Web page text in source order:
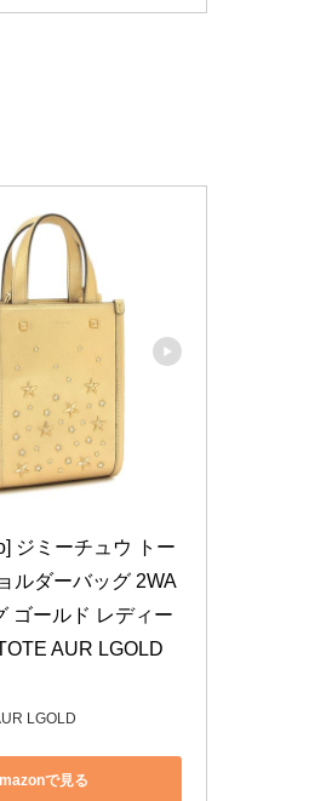
ジミーチュウ トー
ルダーバッグ 2WA
ゴールド レディー
AUR LGOLD
LGOLD
で見る